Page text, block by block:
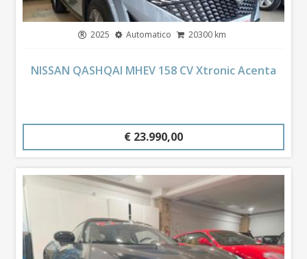
2025 Automatico 20300 km
NISSAN QASHQAI MHEV 158 CV Xtronic Acenta
€ 23.990,00